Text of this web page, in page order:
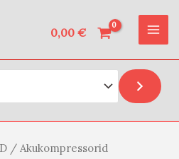
0,00 €
/ Akukompressorid